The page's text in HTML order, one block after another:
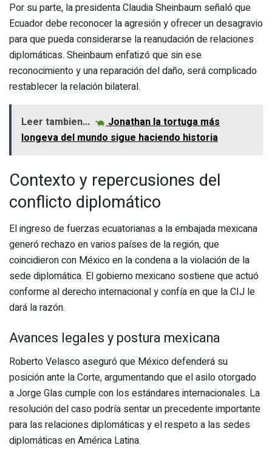
Por su parte, la presidenta Claudia Sheinbaum señaló que
Ecuador debe reconocer la agresión y ofrecer un desagravio
para que pueda considerarse la reanudación de relaciones
diplomáticas. Sheinbaum enfatizó que sin ese
reconocimiento y una reparación del daño, será complicado
restablecer la relación bilateral.
Leer tambien...
Jonathan la tortuga más
longeva del mundo sigue haciendo historia
Contexto y repercusiones del
conflicto diplomático
El ingreso de fuerzas ecuatorianas a la embajada mexicana
generó rechazo en varios países de la región, que
coincidieron con México en la condena a la violación de la
sede diplomática. El gobierno mexicano sostiene que actuó
conforme al derecho internacional y confía en que la CIJ le
dará la razón.
Avances legales y postura mexicana
Roberto Velasco aseguró que México defenderá su
posición ante la Corte, argumentando que el asilo otorgado
a Jorge Glas cumple con los estándares internacionales. La
resolución del caso podría sentar un precedente importante
para las relaciones diplomáticas y el respeto a las sedes
diplomáticas en América Latina.